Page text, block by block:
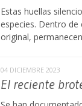
Estas huellas
especies. Dentro
original,
04 DICIEMBRE 2023
El reciente